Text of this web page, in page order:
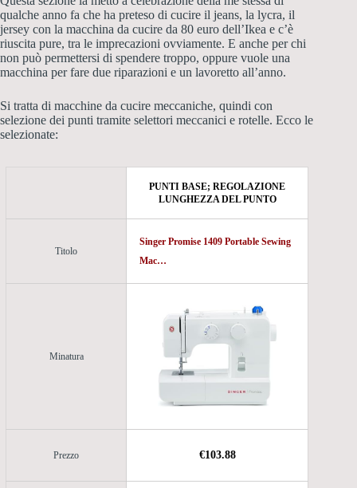
qualche anno fa che ha preteso di cucire il jeans, la lycra, il
jersey con la macchina da cucire da 80 euro dell’Ikea e c’è
riuscita pure, tra le imprecazioni ovviamente. E anche per chi
non può permettersi di spendere troppo, oppure vuole una
macchina per fare due riparazioni e un lavoretto all’anno.
Si tratta di macchine da cucire meccaniche, quindi con
selezione dei punti tramite selettori meccanici e rotelle. Ecco le
selezionate:
PUNTI BASE; REGOLAZIONE
LUNGHEZZA DEL PUNTO
Titolo
Singer Promise 1409 Portable Sewing
Mac…
Minatura
Prezzo €103.88